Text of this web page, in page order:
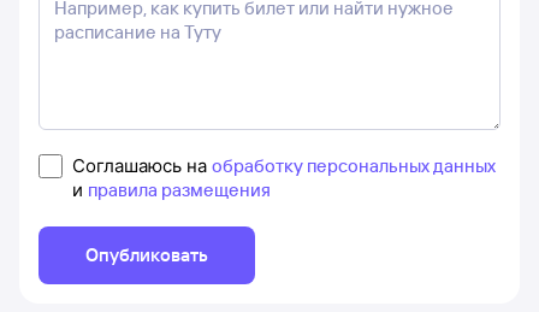
Соглашаюсь на обработку персональных данных
и правила размещения
Опубликовать